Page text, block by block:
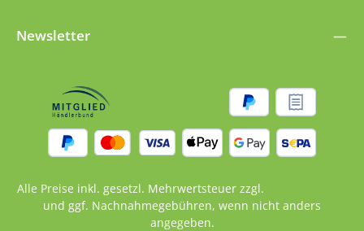
Newsletter
Alle Preise inkl. gesetzl. Mehrwertsteuer zzgl.
und ggf. Nachnahmegebühren, wenn nicht anders
angegeben.